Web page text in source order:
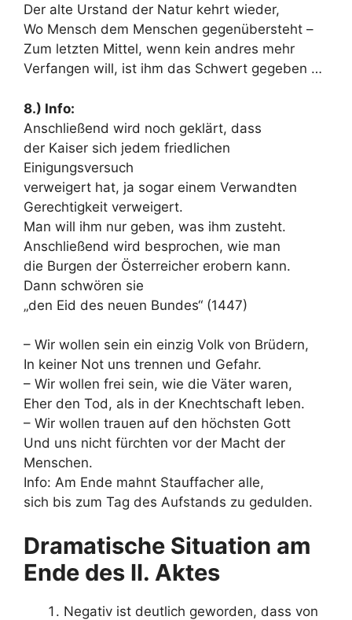
Der alte Urstand der Natur kehrt wieder,
Wo Mensch dem Menschen gegenübersteht –
Zum letzten Mittel, wenn kein andres mehr
Verfangen will, ist ihm das Schwert gegeben …
8.) Info:
Anschließend wird noch geklärt, dass
der Kaiser sich jedem friedlichen
Einigungsversuch
verweigert hat, ja sogar einem Verwandten
Gerechtigkeit verweigert.
Man will ihm nur geben, was ihm zusteht.
Anschließend wird besprochen, wie man
die Burgen der Österreicher erobern kann.
Dann schwören sie
„den Eid des neuen Bundes“ (1447)
– Wir wollen sein ein einzig Volk von Brüdern,
In keiner Not uns trennen und Gefahr.
– Wir wollen frei sein, wie die Väter waren,
Eher den Tod, als in der Knechtschaft leben.
– Wir wollen trauen auf den höchsten Gott
Und uns nicht fürchten vor der Macht der
Menschen.
Info: Am Ende mahnt Stauffacher alle,
sich bis zum Tag des Aufstands zu gedulden.
Dramatische Situation am
Ende des II. Aktes
Negativ ist deutlich geworden, dass von